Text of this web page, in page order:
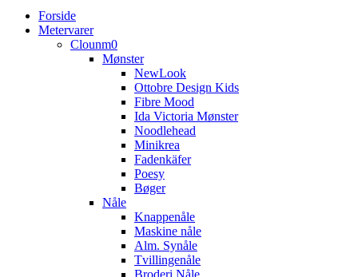
Forside
Metervarer
Clounm0
Mønster
NewLook
Ottobre Design Kids
Fibre Mood
Ida Victoria Mønster
Noodlehead
Minikrea
Fadenkäfer
Poesy
Bøger
Nåle
Knappenåle
Maskine nåle
Alm. Synåle
Tvillingenåle
Broderi Nåle